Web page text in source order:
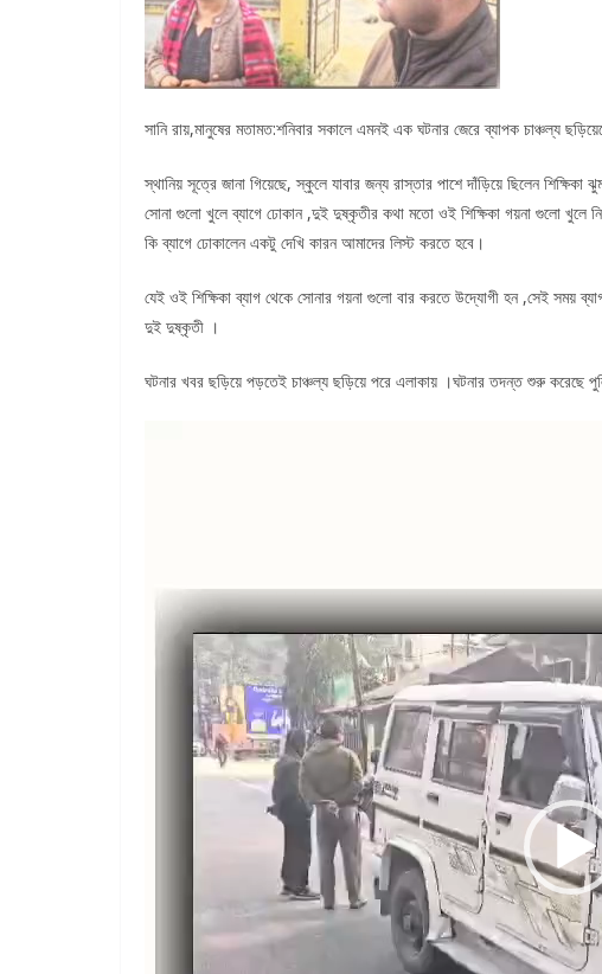
সানি রায়,মানুষের মতামত:শনিবার সকালে এমনই এক ঘটনার জেরে ব্যাপক চাঞ্চল্য
স্থানিয় সূত্রে জানা গিয়েছে, স্কুলে যাবার জন্য রাস্তার পাশে দাঁড়িয়ে ছিলেন
সোনা গুলো খুলে ব্যাগে ঢোকান ,দুই দুষ্কৃতীর কথা মতো ওই শিক্ষিকা গয়না গুলো খুলে
কি ব্যাগে ঢোকালেন একটু দেখি কারন আমাদের লিস্ট করতে হবে।
যেই ওই শিক্ষিকা ব্যাগ থেকে সোনার গয়না গুলো বার করতে উদ্যোগী হন ,সেই সময়
দুই দুষ্কৃতী ।
ঘটনার খবর ছড়িয়ে পড়তেই চাঞ্চল্য ছড়িয়ে পরে এলাকায় ।ঘটনার তদন্ত শুরু করেছে